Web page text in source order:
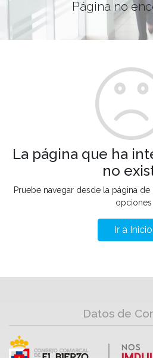
Página no
La página que ha
no
Pruebe navegar desde la página
opciones
Ir a Inicio
Datos de